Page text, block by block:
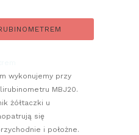
wykonujemy przy
MBJ20.
żółtaczki u
się
i położne.